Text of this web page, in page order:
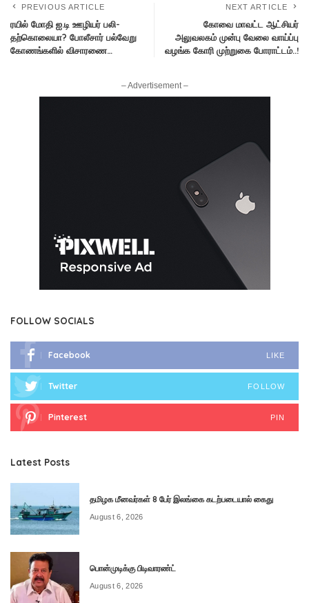
PREVIOUS ARTICLE
ரயில் மோதி ஐ.டி ஊழியர் பலி-
தற்கொலையா? போலீசார் பல்வேறு
கோணங்களில் விசாரணை…
NEXT ARTICLE
கோவை மாவட்ட ஆட்சியர்
அலுவலகம் முன்பு வேலை வாய்ப்பு
வழங்க கோரி முற்றுகை போராட்டம்..!
– Advertisement –
FOLLOW SOCIALS
Facebook LIKE
Twitter FOLLOW
Pinterest PIN
Latest Posts
தமிழக மீனவர்கள் 8 பேர் இலங்கை கடற்படையால் கைது
August 6, 2026
பொன்முடிக்கு பிடிவாரண்ட்
August 6, 2026